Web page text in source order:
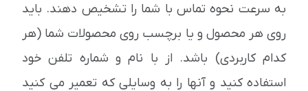
به سرعت نحوه تماس با شما را تشخیص دهند. باید
روی هر محصول و یا برچسب روی محصولات شما (هر
کدام کاربردی) باشد. از با نام و شماره تلفن خود
استفاده کنید و آنها را به وسایلی که تعمیر می کنید